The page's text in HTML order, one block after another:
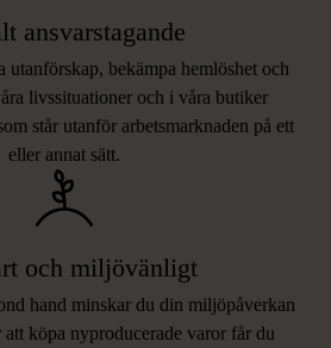
ansvarstagande
utanförskap, bekämpa hemlöshet och
livssituationer och i våra butiker
står utanför arbetsmarknaden på ett
eller annat sätt.
och miljövänligt
hand minskar du din miljöpåverkan
köpa nyproducerade varor får du